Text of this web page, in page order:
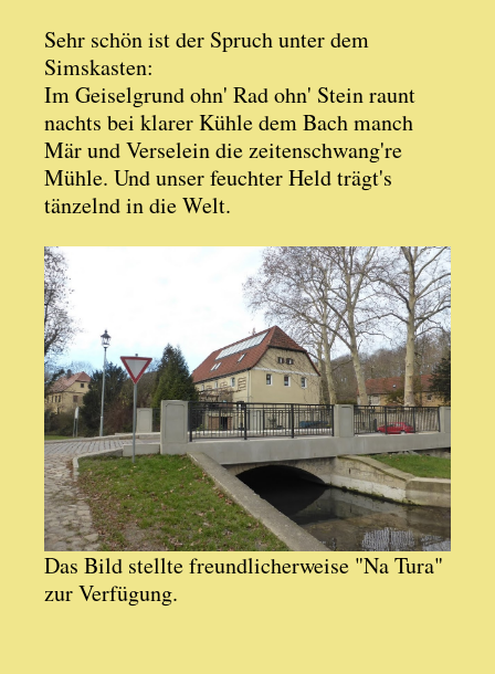
Sehr schön ist der Spruch unter dem
Simskasten:
Im Geiselgrund ohn' Rad ohn' Stein raunt
nachts bei klarer Kühle dem Bach manch
Mär und Verselein die zeitenschwang're
Mühle. Und unser feuchter Held trägt's
tänzelnd in die Welt.
Das Bild stellte freundlicherweise "Na Tura"
zur Verfügung.